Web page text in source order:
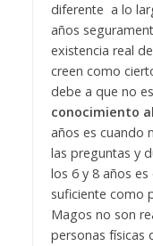
diferente a lo
años
existencia real
creen como
debe a que no
conocimiento
años es cuando
las preguntas y
los 6 y 8 años
suficiente como
Magos no son
personas físicas